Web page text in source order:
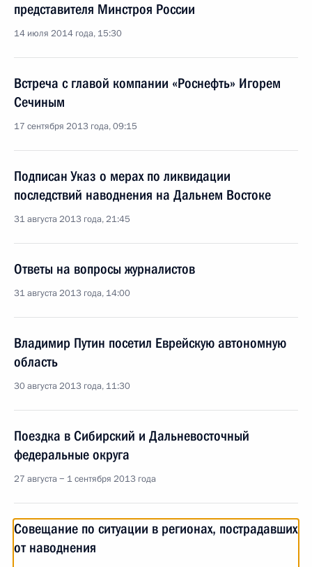
представителя Минстроя России
14 июля 2014 года, 15:30
Встреча с главой компании «Роснефть» Игорем
Сечиным
17 сентября 2013 года, 09:15
Подписан Указ о мерах по ликвидации
последствий наводнения на Дальнем Востоке
31 августа 2013 года, 21:45
Ответы на вопросы журналистов
31 августа 2013 года, 14:00
Владимир Путин посетил Еврейскую автономную
область
30 августа 2013 года, 11:30
Поездка в Сибирский и Дальневосточный
федеральные округа
27 августа − 1 сентября 2013 года
Совещание по ситуации в регионах, пострадавших
от наводнения